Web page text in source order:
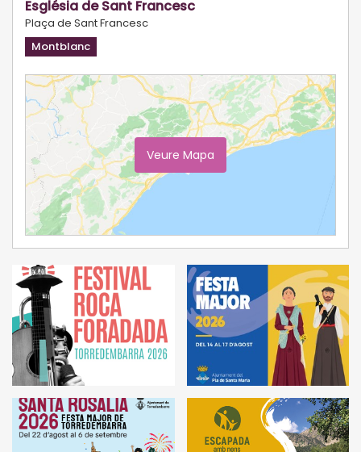
Església de Sant Francesc
Plaça de Sant Francesc
Montblanc
Veure Mapa